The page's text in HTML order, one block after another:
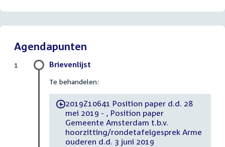
Agendapunten
Brievenlijst
Te behandelen:
-2019Z10641 Position paper d.d. 28
mei 2019 - , Position paper
Gemeente Amsterdam t.b.v.
hoorzitting/rondetafelgesprek Arme
ouderen d.d. 3 juni 2019
1